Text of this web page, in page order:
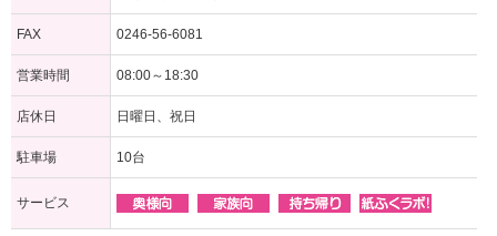
FAX 0246-56-6081
営業時間 08:00～18:30
店休日 日曜日、祝日
駐車場 10台
サービス